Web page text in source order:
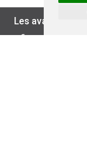
Les avantages de
€